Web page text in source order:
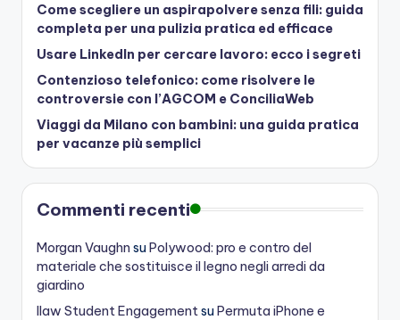
Come scegliere un aspirapolvere senza fili: guida
completa per una pulizia pratica ed efficace
Usare LinkedIn per cercare lavoro: ecco i segreti
Contenzioso telefonico: come risolvere le
controversie con l’AGCOM e ConciliaWeb
Viaggi da Milano con bambini: una guida pratica
per vacanze più semplici
Commenti recenti
Morgan Vaughn suPolywood: pro e contro del
materiale che sostituisce il legno negli arredi da
giardino
Ilaw Student EngagementsuPermuta iPhone e